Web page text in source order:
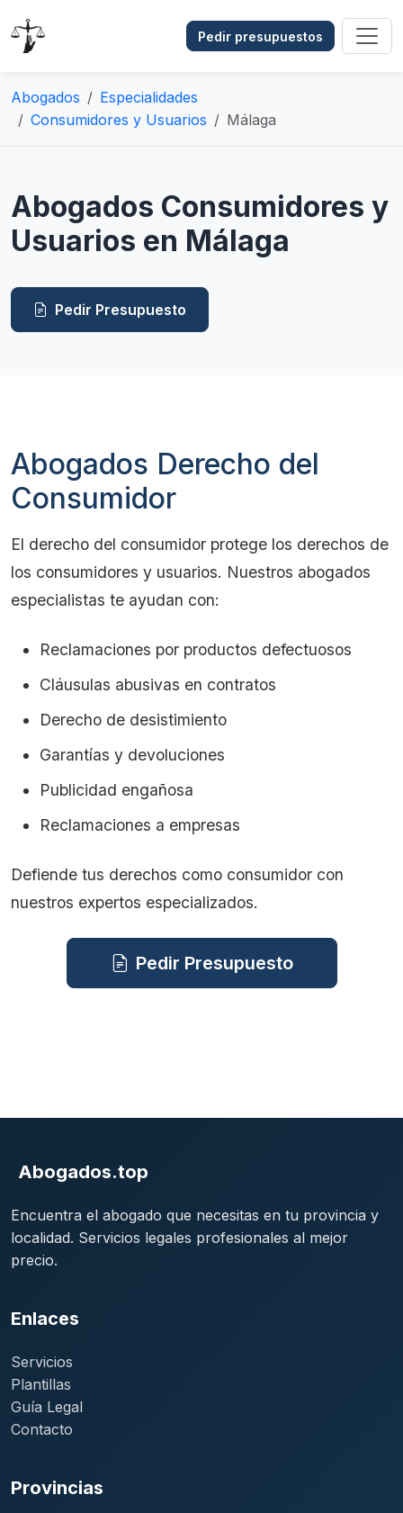
Pedir presupuestos
Abogados
Especialidades
Consumidores y Usuarios
Málaga
Abogados Consumidores y
Usuarios en Málaga
Pedir Presupuesto
Abogados Derecho del
Consumidor
El derecho del consumidor protege los derechos de
los consumidores y usuarios. Nuestros abogados
especialistas te ayudan con:
Reclamaciones por productos defectuosos
Cláusulas abusivas en contratos
Derecho de desistimiento
Garantías y devoluciones
Publicidad engañosa
Reclamaciones a empresas
Defiende tus derechos como consumidor con
nuestros expertos especializados.
Pedir Presupuesto
Abogados.top
Encuentra el abogado que necesitas en tu provincia y
localidad. Servicios legales profesionales al mejor
precio.
Enlaces
Servicios
Plantillas
Guía Legal
Contacto
Provincias